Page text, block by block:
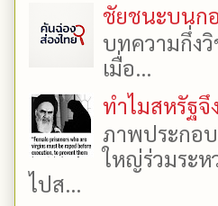
ชัยชนะบนกอ
บทความกึ่งวิ
เมื่อ...
ทำไมสหรัฐจึ
ภาพประกอ
ใหญ่ร่วมระห
ไปส...